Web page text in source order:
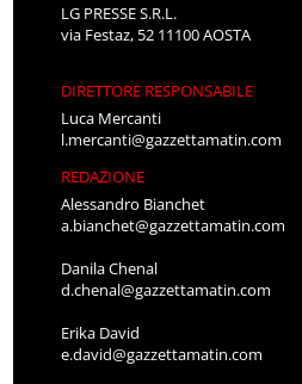
LG PRESSE S.R.L.
via Festaz, 52 11100 AOSTA
DIRETTORE RESPONSABILE
Luca Mercanti
l.mercanti@gazzettamatin.com
REDAZIONE
Alessandro Bianchet
a.bianchet@gazzettamatin.com
Danila Chenal
d.chenal@gazzettamatin.com
Erika David
e.david@gazzettamatin.com